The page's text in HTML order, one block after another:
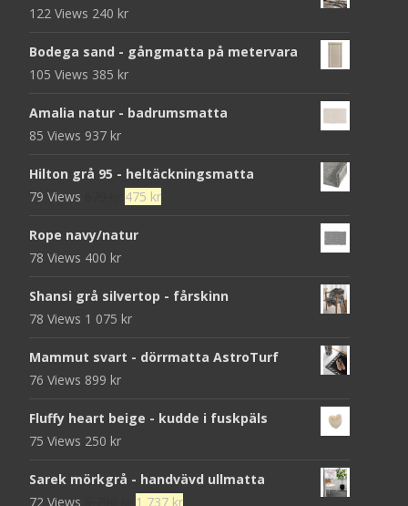
122 Views 240 kr
Bodega sand - gångmatta på metervara
105 Views 385 kr
Amalia natur - badrumsmatta
85 Views 937 kr
Hilton grå 95 - heltäckningsmatta
79 Views
Det
priset
475 krDet
475 kr.
Rope navy/natur
78 Views 400 kr
Shansi grå silvertop - fårskinn
78 Views 1 075 kr
Mammut svart - dörrmatta AstroTurf
76 Views 899 kr
Fluffy heart beige - kudde i fuskpäls
75 Views 250 kr
Sarek mörkgrå - handvävd ullmatta
72 Views
Det
1 737 krDet